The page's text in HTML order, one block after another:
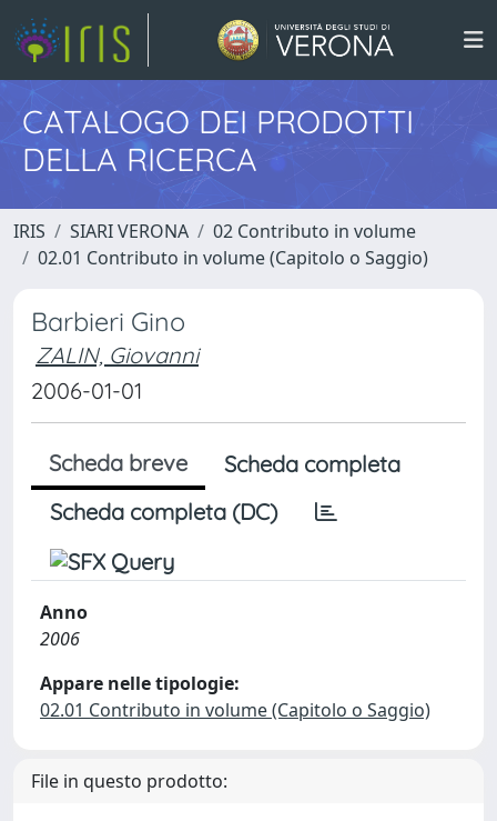
CATALOGO DEI PRODOTTI
DELLA RICERCA
IRIS SIARI VERONA
02 Contributo in volume
02.01 Contributo in volume (Capitolo o Saggio)
Barbieri Gino
ZALIN, Giovanni
2006-01-01
Scheda breve
Scheda completa
Scheda completa (DC)
Anno
2006
Appare nelle tipologie:
02.01 Contributo in volume (Capitolo o Saggio)
File in questo prodotto: